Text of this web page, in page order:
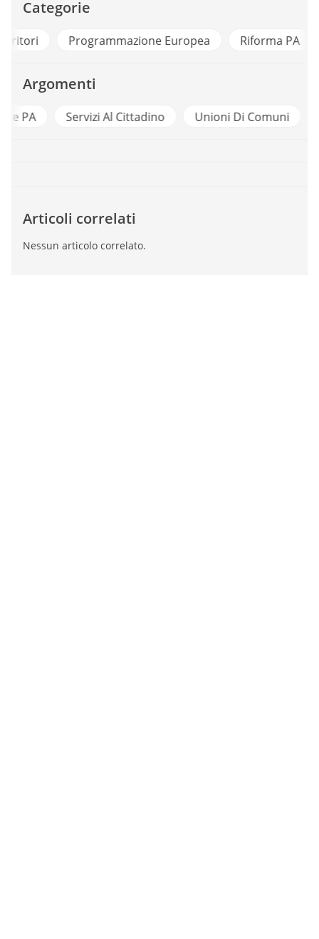
Categorie
Città e Territori Programmazione Europea
Argomenti
Reportage PA Servizi Al Cittadino Unioni
Articoli correlati
Nessun articolo correlato.